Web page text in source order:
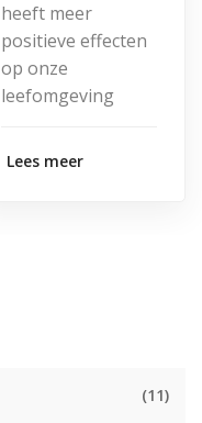
heeft meer
positieve effecten
op onze
leefomgeving
Lees meer
(11)